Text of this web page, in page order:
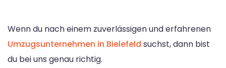
Wenn du nach einem zuverlässigen und erfahrenen
Umzugsunternehmen in Bielefeld suchst, dann bist
du bei uns genau richtig.